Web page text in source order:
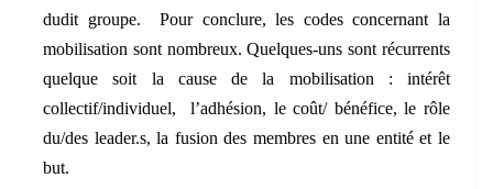
dudit groupe. Pour conclure, les codes concernant la
mobilisation sont nombreux. Quelques-uns sont récurrents
quelque soit la cause de la mobilisation : intérêt
collectif/individuel, l’adhésion, le coût/ bénéfice, le rôle
du/des leader.s, la fusion des membres en une entité et le
but.